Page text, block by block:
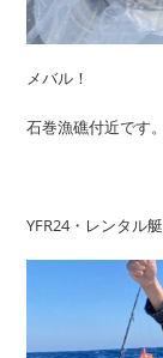
メバル！
石巻漁礁付近です。
YFR24・レンタル艇